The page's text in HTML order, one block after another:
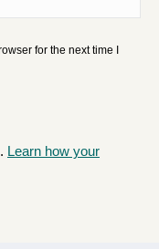
for the next time I
Learn how your